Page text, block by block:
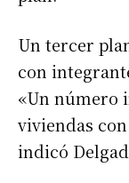
Un tercer
con
«Un número
viviendas
indicó